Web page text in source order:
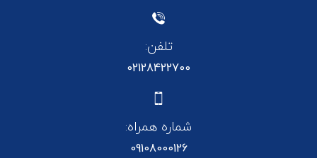
تلفن:
02128422700
شماره همراه:
09108000126